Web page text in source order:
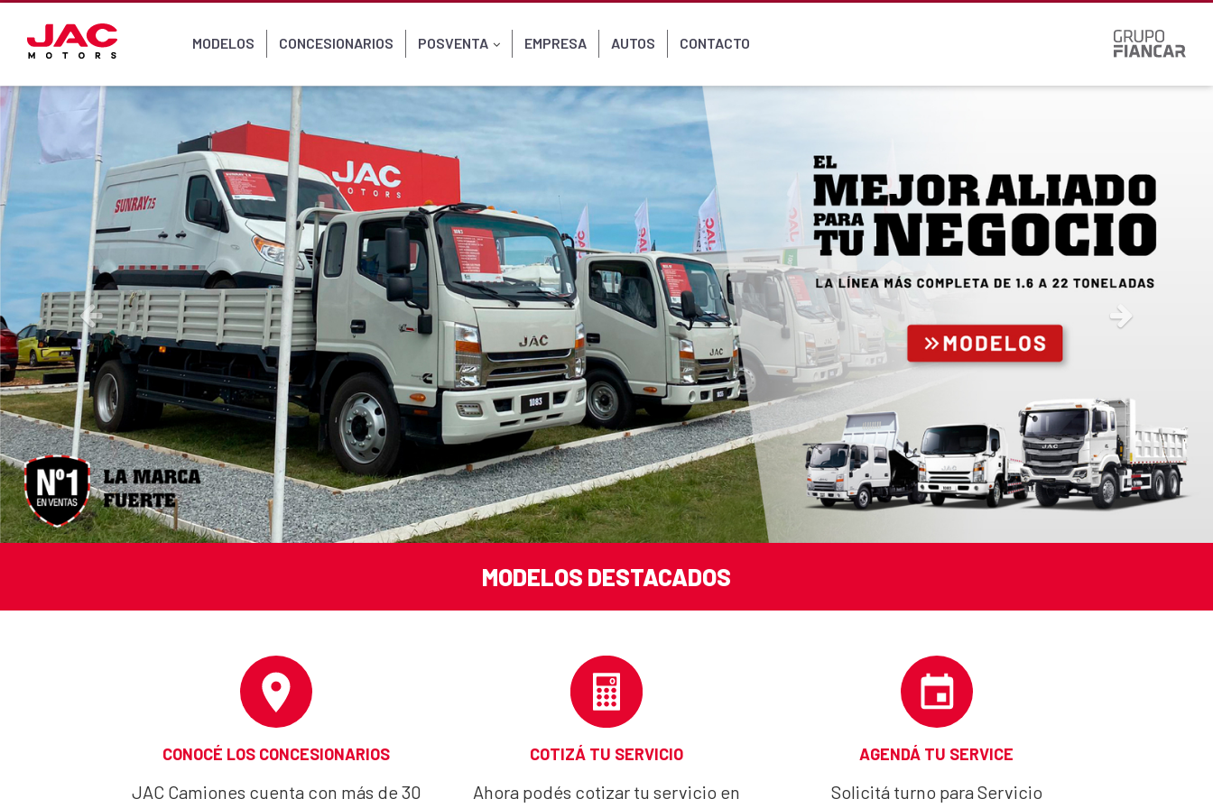
MODELOS CONCESIONARIOS POSVENTA EMPRESA AUTOS CONTACTO
MODELOS DESTACADOS
CONOCÉ LOS CONCESIONARIOS
JAC Camiones cuenta con más de 30
COTIZÁ TU SERVICIO
Ahora podés cotizar tu servicio en
AGENDÁ TU SERVICE
Solicitá turno para Servicio